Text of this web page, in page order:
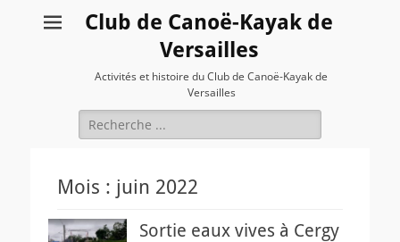
Club de Canoë-Kayak de
Versailles
Activités et histoire du Club de Canoë-Kayak de
Versailles
Rechercher :
Mois : juin 2022
Sortie eaux vives à Cergy